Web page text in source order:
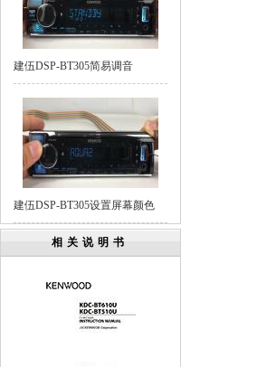
建伍DSP-BT305简易调音
建伍DSP-BT305设置屏幕颜色
相关说明书